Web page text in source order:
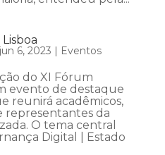
jun 6, 2023 | Eventos
do XI Fórum
evento de destaque
reunirá acadêmicos,
representantes da
O tema central
Digital | Estado